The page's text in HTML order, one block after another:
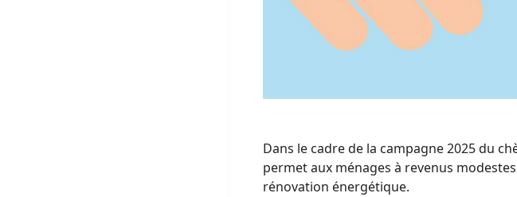
Dans le cadre de la campagne 2025 du
permet aux ménages à revenus
rénovation énergétique.